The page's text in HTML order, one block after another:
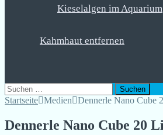
Kieselalgen im Aquarium
Kahmhaut entfernen
Suchen
nach:
Startseite Medien Dennerle Nano Cube
Dennerle Nano Cube 20